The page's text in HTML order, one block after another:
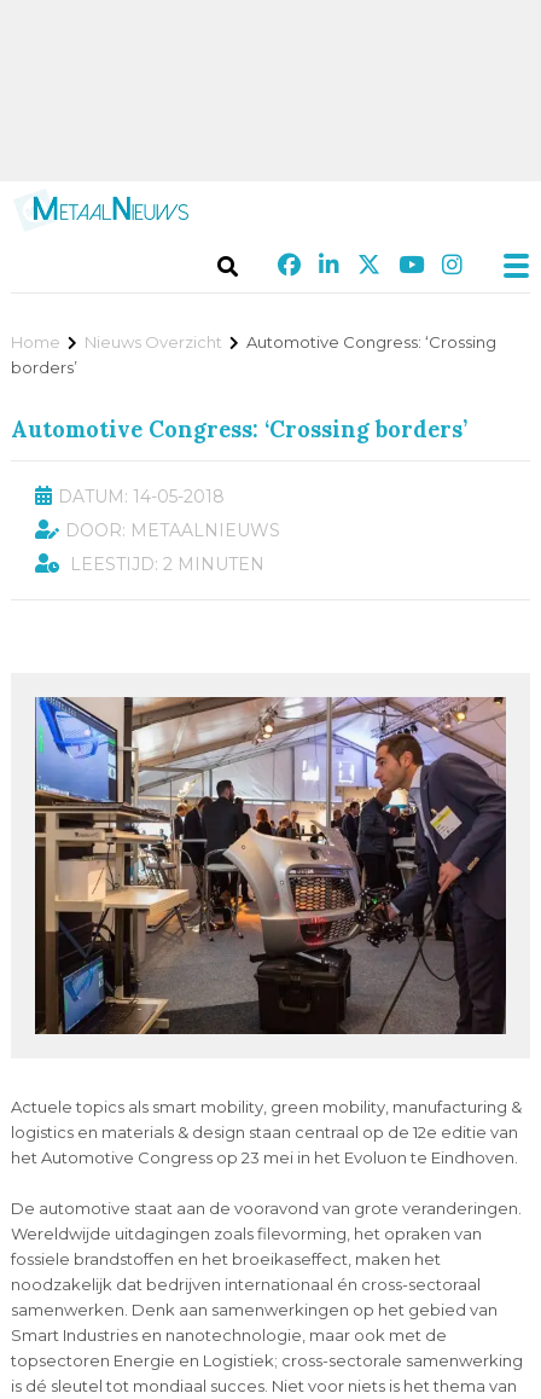
Home Nieuws Overzicht
Automotive Congress: ‘Crossing
borders’
Automotive Congress: ‘Crossing borders’
DATUM: 14-05-2018
DOOR: METAALNIEUWS
LEESTIJD: 2 MINUTEN
Actuele topics als smart mobility, green mobility, manufacturing &
logistics en materials & design staan centraal op de 12e editie van
het Automotive Congress op 23 mei in het Evoluon te Eindhoven.
De automotive staat aan de vooravond van grote veranderingen.
Wereldwijde uitdagingen zoals filevorming, het opraken van
fossiele brandstoffen en het broeikaseffect, maken het
noodzakelijk dat bedrijven internationaal én cross-sectoraal
samenwerken. Denk aan samenwerkingen op het gebied van
Smart Industries en nanotechnologie, maar ook met de
topsectoren Energie en Logistiek; cross-sectorale samenwerking
is dé sleutel tot mondiaal succes. Niet voor niets is het thema van